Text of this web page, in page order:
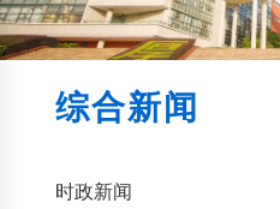
综合新闻
时政新闻